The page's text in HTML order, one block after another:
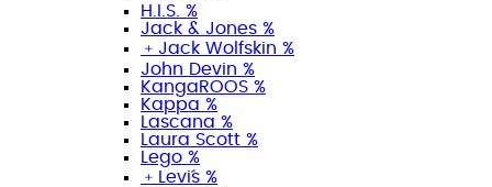
H.I.S. %
Jack & Jones %
﹢ Jack Wolfskin %
John Devin %
KangaROOS %
Kappa %
Lascana %
Laura Scott %
Lego %
﹢
Levi´s %